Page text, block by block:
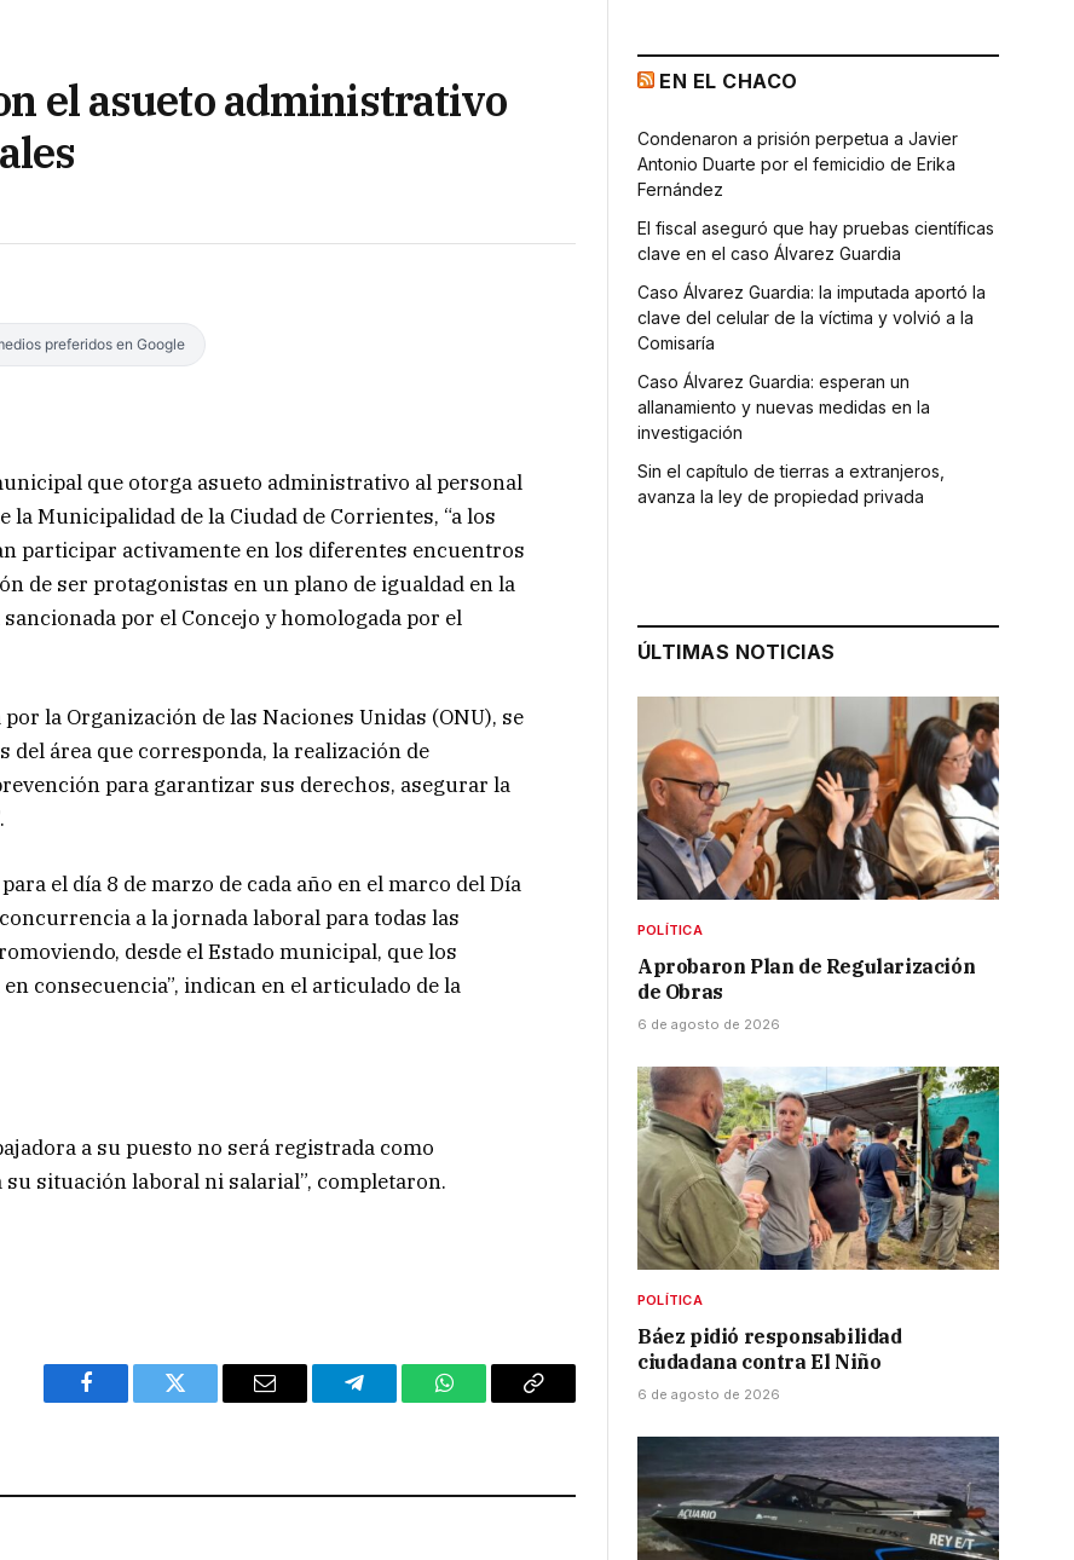
el asueto administrativo
preferidos en Google
que otorga asueto administrativo al personal
Municipalidad de la Ciudad de Corrientes, “a los
participar activamente en los diferentes encuentros
de ser protagonistas en un plano de igualdad en la
por el Concejo y homologada por el
la Organización de las Naciones Unidas (ONU), se
del área que corresponda, la realización de
para garantizar sus derechos, asegurar la
el día 8 de marzo de cada año en el marco del Día
a la jornada laboral para todas las
desde el Estado municipal, que los
consecuencia”, indican en el articulado de la
a su puesto no será registrada como
situación laboral ni salarial”, completaron.
Facebook Twitter Email Telegram WhatsAppCopy
EN EL CHACO
Condenaron a prisión perpetua a Javier
Antonio Duarte por el femicidio de Erika
Fernández
El fiscal aseguró que hay pruebas científicas
clave en el caso Álvarez Guardia
Caso Álvarez Guardia: la imputada aportó la
clave del celular de la víctima y volvió a la
Comisaría
Caso Álvarez Guardia: esperan un
allanamiento y nuevas medidas en la
investigación
Sin el capítulo de tierras a extranjeros,
avanza la ley de propiedad privada
ÚLTIMAS NOTICIAS
POLÍTICA
Aprobaron Plan de Regularización
de Obras
6 de agosto de 2026
POLÍTICA
Báez pidió responsabilidad
ciudadana contra El Niño
6 de agosto de 2026